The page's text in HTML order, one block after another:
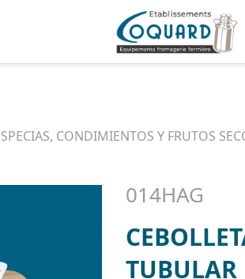
CONDIMIENTOS Y FRUTOS
014HAG
TUBULAR